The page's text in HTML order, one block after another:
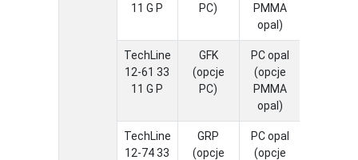
11 G P
PC)
PMMA
opal)
TechLine
12-61 33
11 G P
GFK
(opcje
PC)
PC opal
(opcje
PMMA
opal)
TechLine
12-74 33
GRP
(opcje
PC opal
(opcje